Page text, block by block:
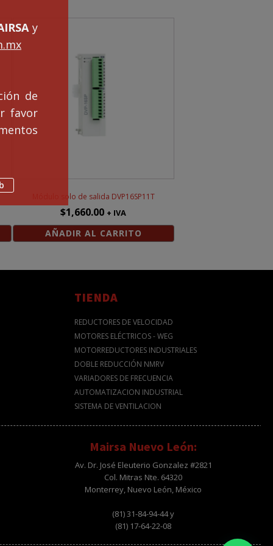
y
de
favor
Módulo solo de salida DVP16SP11T
$1,660.00 + IVA
AÑADIR AL CARRITO
TIENDA
REDUCTORES DE VELOCIDAD
MOTORES ELÉCTRICOS - WEG
MOTORREDUCTORES INDUSTRIALES
DOBLE REDUCCIÓN NMRV
VARIADORES DE FRECUENCIA
AUTOMATIZACION INDUSTRIAL
SISTEMA DE VENTILACION
Mairsa Nuevo León:
Av. Dr. José Eleuterio Gonzalez #2821
Col. Mitras Nte. 64320
Monterrey, Nuevo León, México
(81) 31-84-94-44 y
(81) 17-64-22-08